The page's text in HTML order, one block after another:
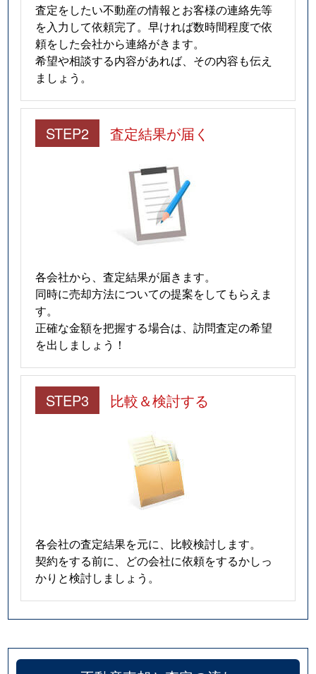
査定をしたい不動産の情報とお客様の連絡先等
を入力して依頼完了。早ければ数時間程度で依
頼をした会社から連絡がきます。
希望や相談する内容があれば、その内容も伝え
ましょう。
STEP2 査定結果が届く
各会社から、査定結果が届きます。
同時に売却方法についての提案をしてもらえま
す。
正確な金額を把握する場合は、訪問査定の希望
を出しましょう！
STEP3 比較＆検討する
各会社の査定結果を元に、比較検討します。
契約をする前に、どの会社に依頼をするかしっ
かりと検討しましょう。